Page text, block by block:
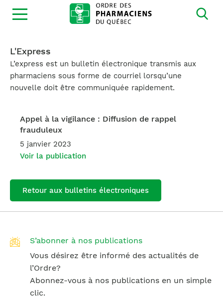
Ouvrir
la
L'Express
L’express est un bulletin électronique transmis aux
pharmaciens sous forme de courriel lorsqu’une
nouvelle doit être communiquée rapidement.
Appel à la vigilance : Diffusion de rappel
frauduleux
5 janvier 2023
Voir la publication
Retour aux bulletins électroniques
S’abonner à nos publications
Vous désirez être informé des actualités de
l’Ordre?
Abonnez-vous à nos publications en un simple
clic.